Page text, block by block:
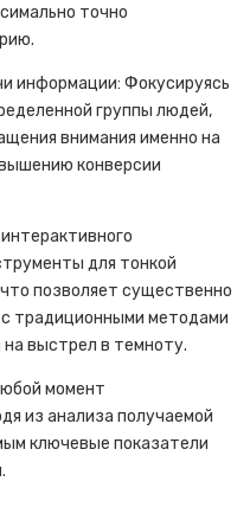
точно
информации: Фокусируясь
группы людей,
внимания именно на
конверсии
для тонкой
позволяет существенно
традиционными методами
выстрел в темноту.
момент
из анализа получаемой
ключевые показатели